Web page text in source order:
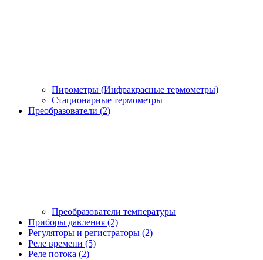
Пирометры (Инфракрасные термометры)
Стационарные термометры
Преобразователи (2)
Преобразователи температуры
Приборы давления (2)
Регуляторы и регистраторы (2)
Реле времени (5)
Реле потока (2)